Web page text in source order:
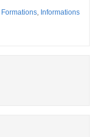
Formations, Informations